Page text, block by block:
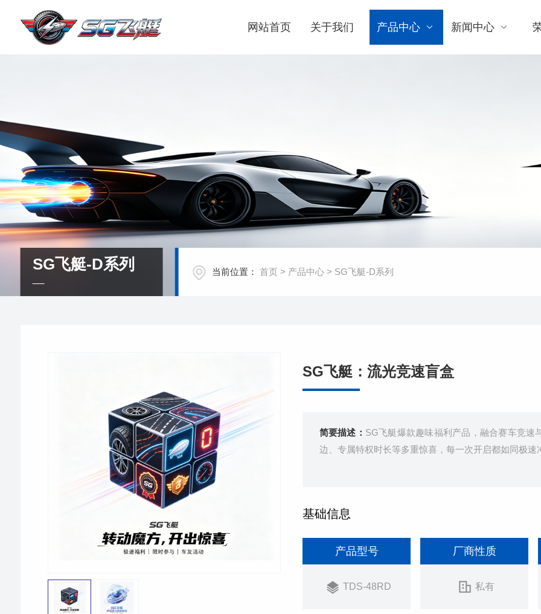
网站首页 关于我们 产品中心 新闻中心
SG飞艇-D系列 当前位置： 首页 > 产品中心> SG飞艇-D系列
SG飞艇：流光竞速盲盒
简要描述： SG飞艇爆款趣味福利产品，融合赛车竞速
边、专属特权时长等多重惊喜，每一次开启都如同极速
基础信息
产品型号
TDS-48RD
厂商性质
私有